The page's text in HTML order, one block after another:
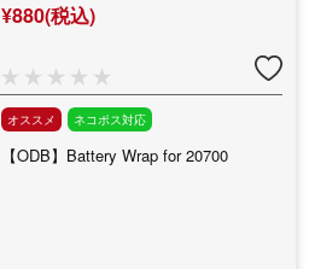
¥880(税込)
オススメ ネコポス対応
【ODB】Battery Wrap for 20700